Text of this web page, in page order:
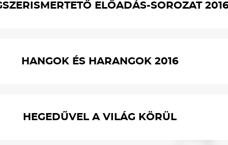
ELŐADÁS-SOROZAT
HANGOK ÉS HARANGOK 2016
HEGEDŰVEL A VILÁG KÖRÜL